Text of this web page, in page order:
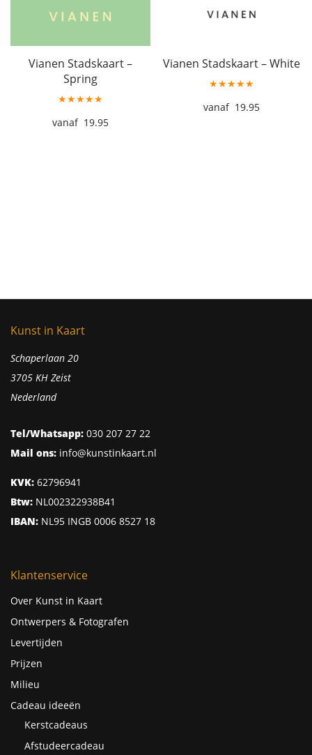
Vianen Stadskaart –
Spring
★★★★★
19.95
Vianen Stadskaart – White
★★★★★
19.95
Kunst in Kaart
Schaperlaan 20
3705 KH Zeist
Nederland
Tel/Whatsapp: 030 207 27 22
Mail ons: info@kunstinkaart.nl
KVK: 62796941
Btw: NL002322938B41
IBAN: NL95 INGB 0006 8527 18
Klantenservice
Over Kunst in Kaart
Ontwerpers & Fotografen
Levertijden
Prijzen
Milieu
Cadeau ideeën
Kerstcadeaus
Afstudeercadeau